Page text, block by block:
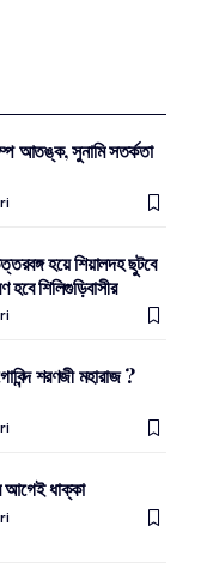
আতঙ্ক, সুনামি সতর্কতা
হয়ে শিয়ালদহ ছুটবে
শিলিগুড়িবাসীর
শরণজী মহারাজ ?
আগেই ধাক্কা